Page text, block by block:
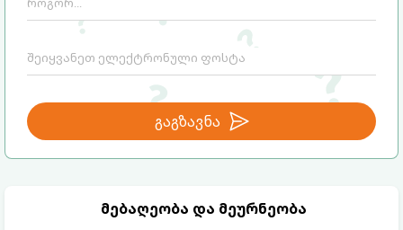
გაგზავნა
მებაღეობა და მეურნეობა